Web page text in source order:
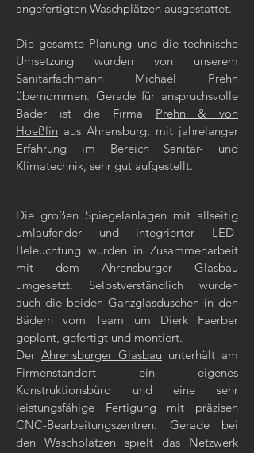
angefertigten Waschplätzen ausgestattet.
Die gesamte Planung und die technische
Umsetzung wurden von unserem
Sanitärfachmann Michael Prehn
übernommen. Gerade für anspruchsvolle
Bäder ist die Firma Prehn & von
Hoeßlin aus Ahrensburg, mit jahrelanger
Erfahrung im Bereich Sanitär- und
Klimatechnik, sehr gut aufgestellt.
Die großen Spiegelanlagen mit allseitig
umlaufender und integrierter LED-
Beleuchtung wurden in Zusammenarbeit
mit dem Ahrensburger Glasbau
umgesetzt. Selbstverständlich wurden
auch die beiden Ganzglasduschen in den
Bädern vom Team um Dierk Faerber
geplant, gefertigt und montiert.
Der Ahrensburger Glasbau unterhält am
Firmenstandort ein eigenes
Konstruktionsbüro und eine sehr
leistungsfähige Fertigung mit präzisen
CNC-Bearbeitungszentren. Gerade bei
den Waschplätzen spielt das Netzwerk